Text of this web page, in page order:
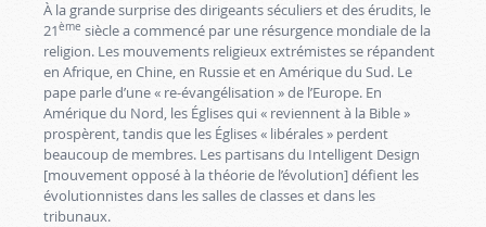
À la grande surprise des dirigeants séculiers et des érudits, le
21ème siècle a commencé par une résurgence mondiale de la
religion. Les mouvements religieux extrémistes se répandent
en Afrique, en Chine, en Russie et en Amérique du Sud. Le
pape parle d’une « re-évangélisation » de l’Europe. En
Amérique du Nord, les Églises qui « reviennent à la Bible »
prospèrent, tandis que les Églises « libérales » perdent
beaucoup de membres. Les partisans du Intelligent Design
[mouvement opposé à la théorie de l’évolution] défient les
évolutionnistes dans les salles de classes et dans les
tribunaux.